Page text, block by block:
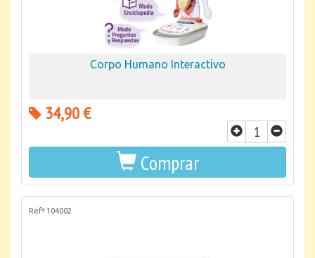
Corpo Humano Interactivo
34,90 €
Comprar
Refª 104002